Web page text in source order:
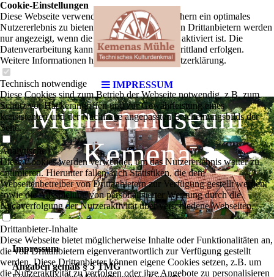
IMPRESSUM
Mühlenmuseum
Kemena
Impressum
Angaben gemäß § 5 TMG
Cookie-Einstellungen
Diese Webseite verwendet Cookies, um Besuchern ein optimales
Nutzererlebnis zu bieten. Bestimmte Inhalte von Drittanbietern werden
nur angezeigt, wenn die entsprechende Option aktiviert ist. Die
Datenverarbeitung kann dann auch in einem Drittland erfolgen.
Weitere Informationen hierzu in der Datenschutzerklärung.
Technisch notwendige
Diese Cookies sind zum Betrieb der Webseite notwendig, z.B. zum
Schutz vor Hackerangriffen und zur Gewährleistung eines
konsistenten und der Nachfrage angepassten Erscheinungsbilds der
Seite.
Analytische
Diese Cookies werden verwendet, um das Nutzererlebnis weiter zu
optimieren. Hierunter fallen auch Statistiken, die dem
Webseitenbetreiber von Drittanbietern zur Verfügung gestellt werden,
sowie die Ausspielung von personalisierter Werbung durch die
Nachverfolgung der Nutzeraktivität über verschiedene Webseiten.
Drittanbieter-Inhalte
Diese Webseite bietet möglicherweise Inhalte oder Funktionalitäten an,
die von Drittanbietern eigenverantwortlich zur Verfügung gestellt
werden. Diese Drittanbieter können eigene Cookies setzen, z.B. um
die Nutzeraktivität zu verfolgen oder ihre Angebote zu personalisieren